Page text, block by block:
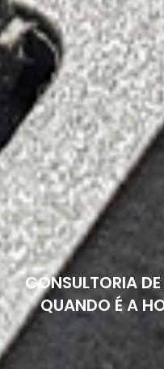
CONSULTORIA
QUANDO É A